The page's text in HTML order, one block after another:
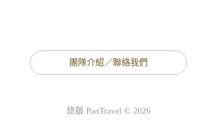
團隊介紹／聯絡我們
旅飯 PanTravel © 2026